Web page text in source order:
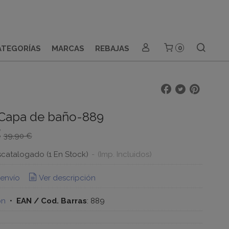
MARCAS REBAJAS 0
de baño-889
39,90 €
(1 En Stock) - (Imp. Incluidos)
Ver descripción
• EAN / Cod. Barras: 889